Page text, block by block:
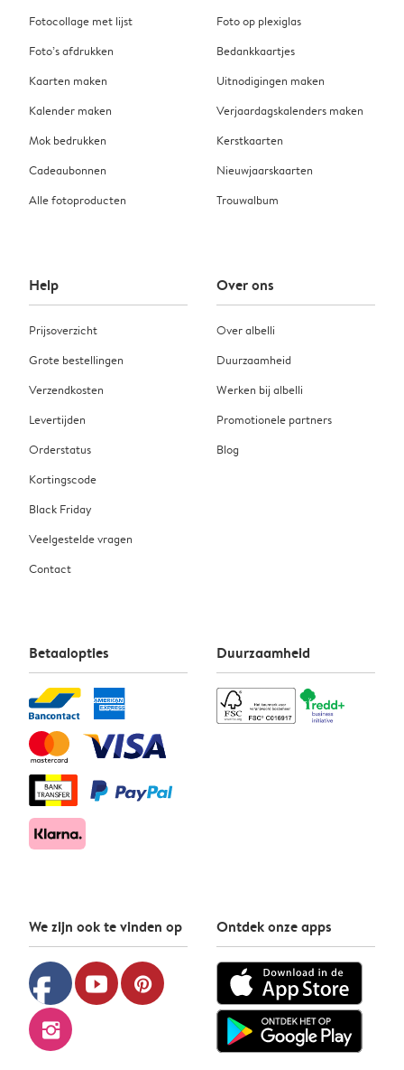
Fotocollage met lijst
Foto’s afdrukken
Kaarten maken
Kalender maken
Mok bedrukken
Cadeaubonnen
Alle fotoproducten
Foto op plexiglas
Bedankkaartjes
Uitnodigingen maken
Verjaardagskalenders maken
Kerstkaarten
Nieuwjaarskaarten
Trouwalbum
Help
Prijsoverzicht
Grote bestellingen
Verzendkosten
Levertijden
Orderstatus
Kortingscode
Black Friday
Veelgestelde vragen
Contact
Over ons
Over albelli
Duurzaamheid
Werken bij albelli
Promotionele partners
Blog
Betaalopties Duurzaamheid
We zijn ook te vinden op
facebook youtube pinterest
instagram
Ontdek onze apps